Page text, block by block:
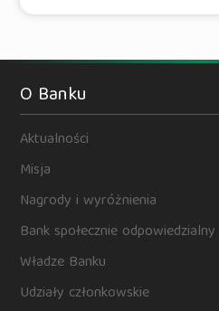
O Banku
Aktualności
Misja
Nagrody i wyróżnienia
Bank społecznie odpowiedzialny
Władze Banku
Udziały członkowskie